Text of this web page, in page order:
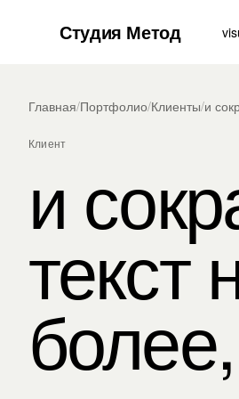
Студия Метод
Главная/Портфолио/Клиенты/и
Клиент
и
текст